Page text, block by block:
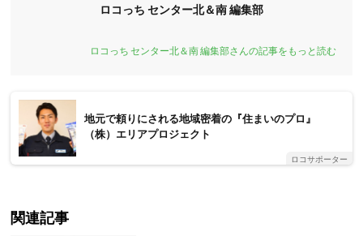
ロコっち センター北＆南 編集部
ロコっち センター北＆南 編集部さんの記事をもっと読む
地元で頼りにされる地域密着の『住まいのプロ』
（株）エリアプロジェクト
ロコサポーター
関連記事